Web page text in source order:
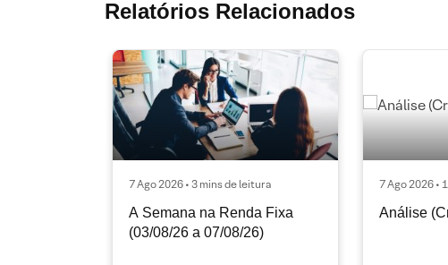
Relatórios Relacionados
7 Ago 2026 • 3 mins de leitura
A Semana na Renda Fixa
(03/08/26 a 07/08/26)
7 Ago 2026 •
Análise